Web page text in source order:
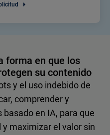
forma en que los
su contenido
y el uso indebido de
comprender y
en IA, para que
maximizar el valor sin